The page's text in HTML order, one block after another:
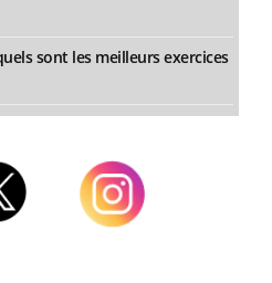
sont les meilleurs exercices